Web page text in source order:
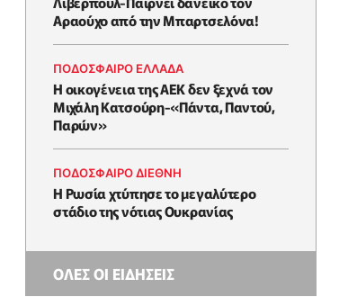
Αραούχο από την Μπαρτσελόνα!
ΠΟΔΟΣΦΑΙΡΟ ΕΛΛΑΔΑ
Η οικογένεια της ΑΕΚ δεν ξεχνά τον
Μιχάλη Κατσούρη-«Πάντα, Παντού,
Παρών»
ΠΟΔΟΣΦΑΙΡΟ ΔΙΕΘΝΗ
Η Ρωσία χτύπησε το μεγαλύτερο
στάδιο της νότιας Ουκρανίας
ΟΛΕΣ ΟΙ ΕΙΔΗΣΕΙΣ